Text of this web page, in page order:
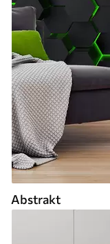
Abstrakt